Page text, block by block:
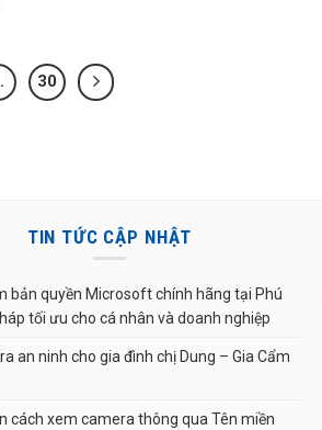
30
TIN TỨC CẬP NHẬT
bản quyền Microsoft chính hãng tại Phú
tối ưu cho cá nhân và doanh nghiệp
an ninh cho gia đình chị Dung – Gia Cẩm
cách xem camera thông qua Tên miền